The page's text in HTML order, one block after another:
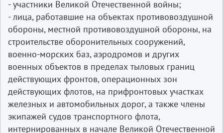
- участники Великой Отечественной войны;
- лица, работавшие на объектах противовоздушной
обороны, местной противовоздушной обороны, на
строительстве оборонительных сооружений,
военно-морских баз, аэродромов и других
военных объектов в пределах тыловых границ
действующих фронтов, операционных зон
действующих флотов, на прифронтовых участках
железных и автомобильных дорог, а также члены
экипажей судов транспортного флота,
интернированных в начале Великой Отечественной